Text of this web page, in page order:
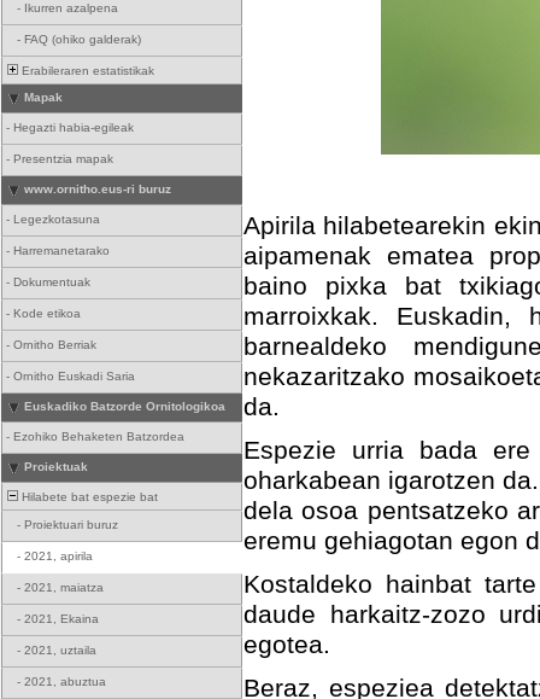
- Ikurren azalpena
- FAQ (ohiko galderak)
Erabileraren estatistikak
Mapak
- Hegazti habia-egileak
- Presentzia mapak
www.ornitho.eus-ri buruz
- Legezkotasuna
- Harremanetarako
- Dokumentuak
- Kode etikoa
- Ornitho Berriak
- Ornitho Euskadi Saria
Euskadiko Batzorde Ornitologikoa
- Ezohiko Behaketen Batzordea
Proiektuak
Hilabete bat espezie bat
- Proiektuari buruz
- 2021, apirila
- 2021, maiatza
- 2021, Ekaina
- 2021, uztaila
- 2021, abuztua
Apirila hilabetearekin
aipamenak ematea
baino pixka bat
marroixkak.
barnealdeko
nekazaritzako
da.
Espezie urria bada
oharkabean igarotzen
dela osoa pentsatzeko
eremu gehiagotan egon
Kostaldeko hainbat
daude harkaitz-zozo
egotea.
Beraz, espeziea